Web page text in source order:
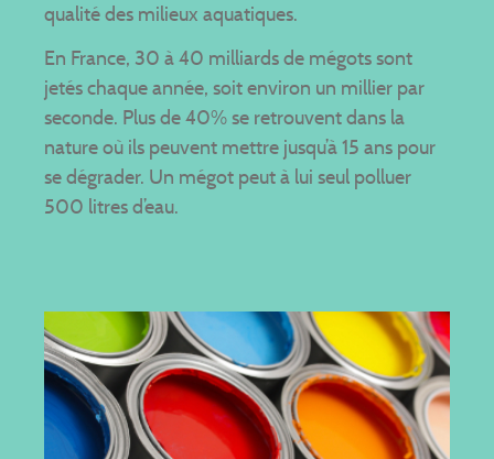
qualité des milieux aquatiques.
En France, 30 à 40 milliards de mégots sont
jetés chaque année, soit environ un millier par
seconde. Plus de 40% se retrouvent dans la
nature où ils peuvent mettre jusqu’à 15 ans pour
se dégrader. Un mégot peut à lui seul polluer
500 litres d’eau.